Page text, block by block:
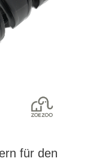
für den